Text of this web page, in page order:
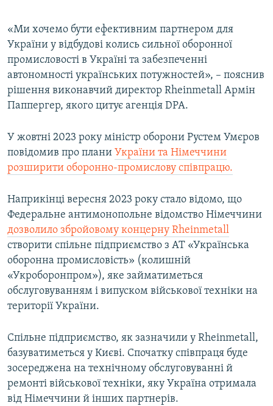
«Ми хочемо бути ефективним партнером для
України у відбудові колись сильної оборонної
промисловості в Україні та забезпеченні
автономності українських потужностей», – пояснив
рішення виконавчий директор Rheinmetall Армін
Паппергер, якого цитує агенція DPA.
У жовтні 2023 року міністр оборони Рустем Умєров
повідомив про плани України та Німеччини
розширити оборонно-промислову співпрацю.
Наприкінці вересня 2023 року стало відомо, що
Федеральне антимонопольне відомство Німеччини
дозволило збройовому концерну Rheinmetall
створити спільне підприємство з АТ «Українська
оборонна промисловість» (колишній
«Укроборонпром»), яке займатиметься
обслуговуванням і випуском військової техніки на
території України.
Спільне підприємство, як зазначили у Rheinmetall,
базуватиметься у Києві. Спочатку співпраця буде
зосереджена на технічному обслуговуванні й
ремонті військової техніки, яку Україна отримала
від Німеччини й інших партнерів.